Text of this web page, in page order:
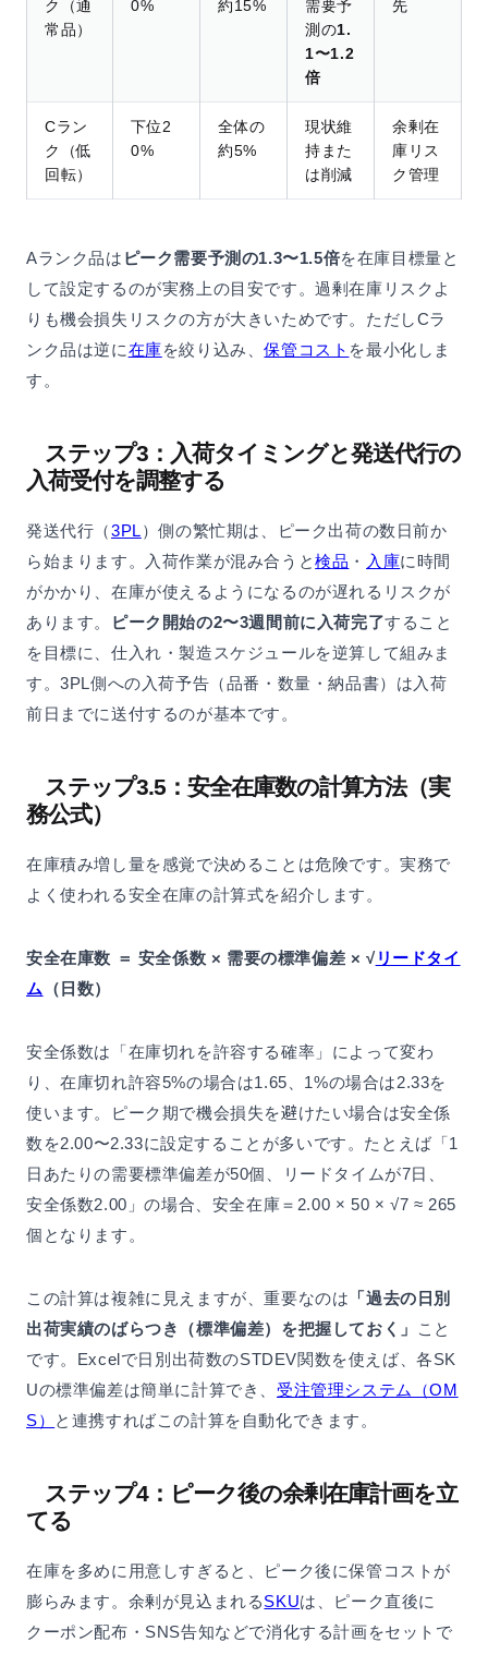
ク（通
常品）
0%
約15%
需要予
測の1.
1〜1.2
倍
先
Cラン
ク（低
回転）
下位2
0%
全体の
約5%
現状維
持また
は削減
余剰在
庫リス
ク管理
Aランク品は ピーク需要予測の1.3〜1.5倍を在庫目標量と
して設定するのが実務上の目安です。過剰在庫リスクよ
りも機会損失リスクの方が大きいためです。ただしCラ
ンク品は逆に在庫を絞り込み、保管コスト を最小化しま
す。
ステップ3：入荷タイミングと発送代行の
入荷受付を調整する
発送代行（3PL）側の繁忙期は、ピーク出荷の数日前か
ら始まります。入荷作業が混み合うと検品 ・ 入庫に時間
がかかり、在庫が使えるようになるのが遅れるリスクが
あります。
ピーク開始の2〜3週間前に入荷完了すること
を目標に、仕入れ・製造スケジュールを逆算して組みま
す。3PL側への入荷予告（品番・数量・納品書）は入荷
前日までに送付するのが基本です。
ステップ3.5：安全在庫数の計算方法（実
務公式）
在庫積み増し量を感覚で決めることは危険です。実務で
よく使われる安全在庫の計算式を紹介します。
安全在庫数 ＝ 安全係数 × 需要の標準偏差 × √リードタイ
ム （日数）
安全係数は「在庫切れを許容する確率」によって変わ
り、在庫切れ許容5%の場合は1.65、1%の場合は2.33を
使います。ピーク期で機会損失を避けたい場合は安全係
数を2.00〜2.33に設定することが多いです。たとえば「1
日あたりの需要標準偏差が50個、リードタイムが7日、
安全係数2.00」の場合、安全在庫＝2.00 × 50 × √7 ≈ 265
個となります。
この計算は複雑に見えますが、重要なのは 「過去の日別
出荷実績のばらつき（標準偏差）を把握しておく」
こと
です。Excelで日別出荷数のSTDEV関数を使えば、各SK
Uの標準偏差は簡単に計算でき、 受注管理システム（OM
S）
と連携すればこの計算を自動化できます。
ステップ4：ピーク後の余剰在庫計画を立
てる
在庫を多めに用意しすぎると、ピーク後に保管コストが
膨らみます。余剰が見込まれるSKUは、ピーク直後に
クーポン配布・SNS告知などで消化する計画をセットで